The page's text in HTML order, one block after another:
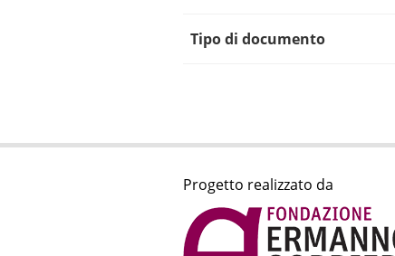
Tipo di documento
Progetto realizzato da